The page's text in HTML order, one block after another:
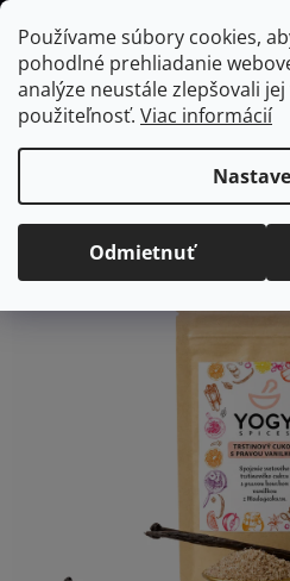
Používame súbory cookies,
pohodlné prehliadanie
analýze neustále zlepšovali
použiteľnosť. Viac informácií
Odmietnuť
Prejsť
na
obsah
Domov
/ Jedlo a nápoje Trstinový
Trstinový
vanilkou
Priemerné
hodnotenie
produktu
je
NeohodnotenéPodrobnosti
YOGY´s, s.r.o.